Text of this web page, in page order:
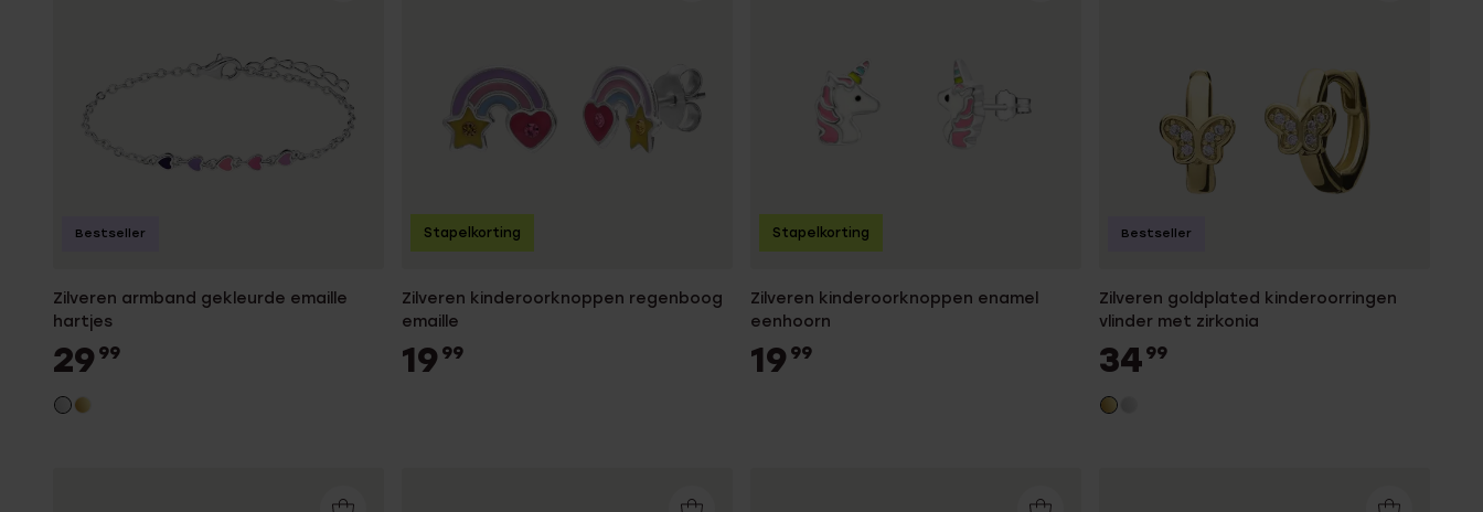
Zilveren armband gekleurde emaille
hartjes
29 99
Bestseller
Zilveren kinderoorknoppen regenboog
emaille
19 99
Stapelkorting
Zilveren kinderoorknoppen enamel
eenhoorn
19 99
Stapelkorting
Zilveren goldplated kinderoorringen
vlinder met zirkonia
34 99
Bestseller